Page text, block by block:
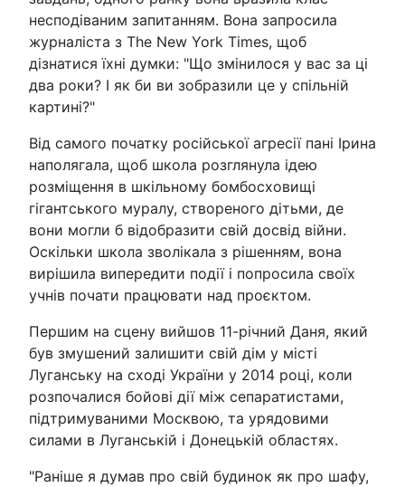
несподіваним запитанням. Вона запросила
журналіста з The New York Times, щоб
дізнатися їхні думки: "Що змінилося у вас за ці
два роки? І як би ви зобразили це у спільній
картині?"
Від самого початку російської агресії пані Ірина
наполягала, щоб школа розглянула ідею
розміщення в шкільному бомбосховищі
гігантського муралу, створеного дітьми, де
вони могли б відобразити свій досвід війни.
Оскільки школа зволікала з рішенням, вона
вирішила випередити події і попросила своїх
учнів почати працювати над проєктом.
Першим на сцену вийшов 11-річний Даня, який
був змушений залишити свій дім у місті
Луганську на сході України у 2014 році, коли
розпочалися бойові дії між сепаратистами,
підтримуваними Москвою, та урядовими
силами в Луганській і Донецькій областях.
"Раніше я думав про свій будинок як про шафу,